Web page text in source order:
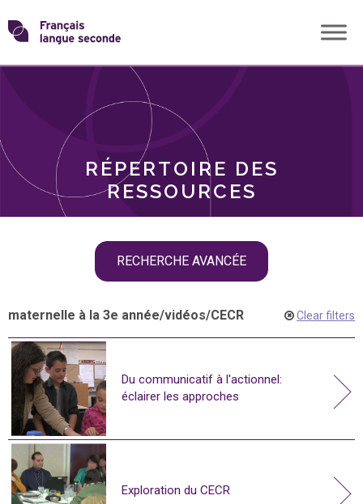
Skip
toTransformons
langue
RÉPERTOIRE DES
RESSOURCES
RECHERCHE AVANCÉE
THÈMES
maternelle à la 3e année/vidéos/CECR Clear filters
Du communicatif à l'actionnel:
éclairer les approches
Exploration du CECR